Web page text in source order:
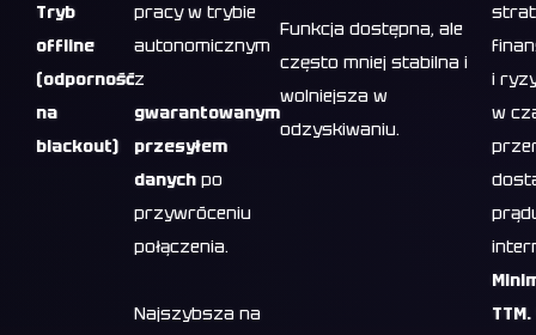
Tryb
offline
(odporność
na
blackout)
pracy w trybie
autonomicznym
z
gwarantowanym
przesyłem
danych po
przywróceniu
połączenia.
Funkcja dostępna, ale
często mniej stabilna i
wolniejsza w
odzyskiwaniu.
strat
i
w
Najszybsza na
TTM.